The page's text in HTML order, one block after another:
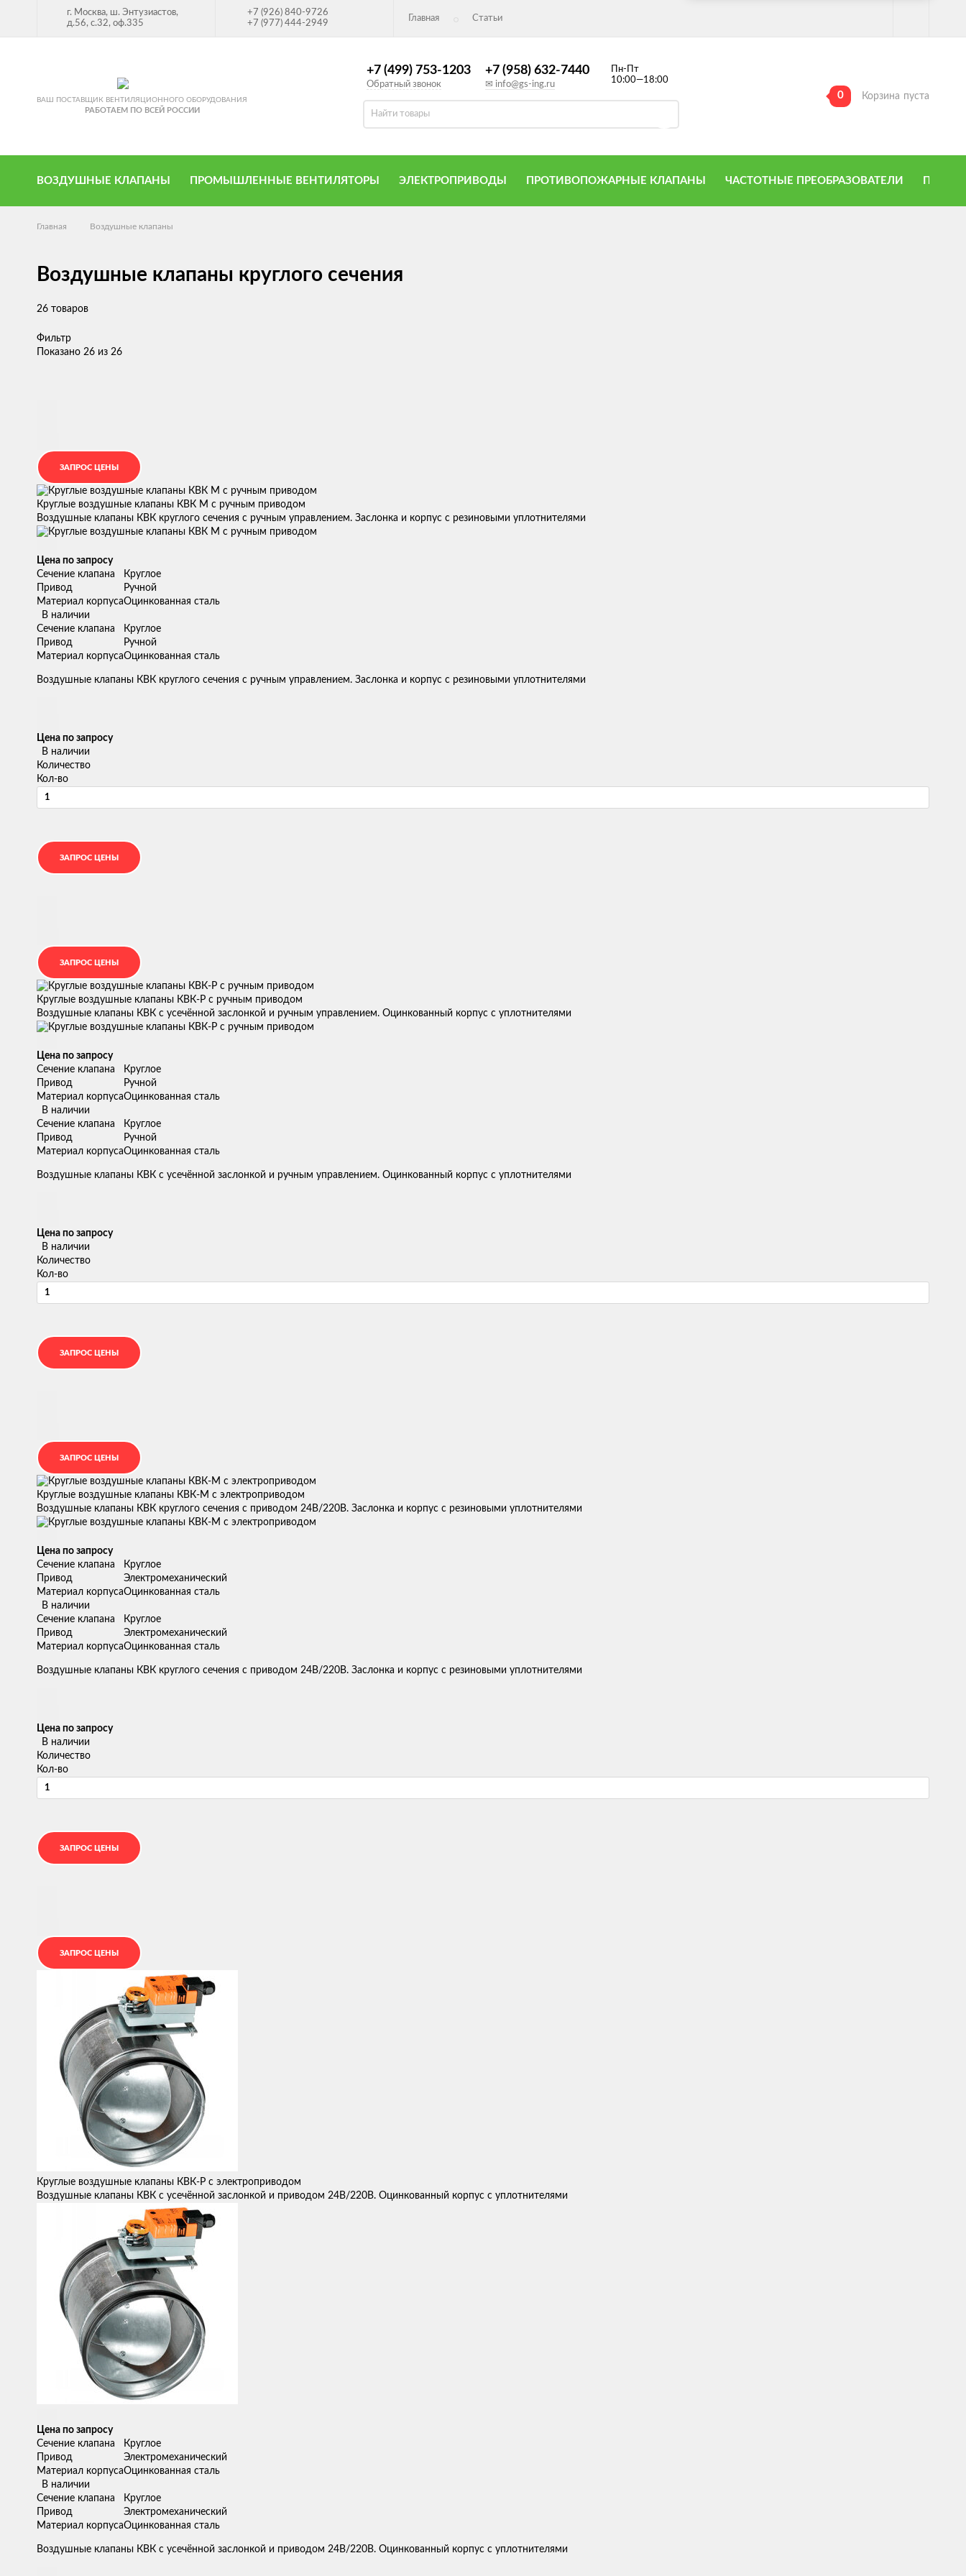
г. Москва, ш. Энтузиастов,
д.56, с.32, оф.335
+7 (926) 840-9726
+7 (977) 444-2949
Главная Статьи
ВАШ ПОСТАВЩИК ВЕНТИЛЯЦИОННОГО ОБОРУДОВАНИЯ
РАБОТАЕМ ПО ВСЕЙ РОССИИ
+7 (499) 753-1203
Обратный звонок
+7 (958) 632-7440
✉ info@gs-ing.ru
Пн-Пт
10:00—18:00
0 Корзина пуста
ВОЗДУШНЫЕ КЛАПАНЫ ПРОМЫШЛЕННЫЕ ВЕНТИЛЯТОРЫ ЭЛЕКТРОПРИВОДЫ ПРОТИВОПОЖАРНЫЕ КЛАПАНЫ ЧАСТОТНЫЕ ПРЕОБРАЗОВАТЕЛИ
Главная Воздушные клапаны
Воздушные клапаны круглого сечения
26 товаров
Фильтр
Показано 26 из 26
Круглые воздушные клапаны КВК М с ручным приводом
Воздушные клапаны КВК круглого сечения с ручным управлением. Заслонка и корпус с резиновыми уплотнителями
Цена по запросу
Сечение клапана
Круглое
Привод
Ручной
Материал корпусаОцинкованная сталь
В наличии
Сечение клапана
Круглое
Привод
Ручной
Материал корпусаОцинкованная сталь
Воздушные клапаны КВК круглого сечения с ручным управлением. Заслонка и корпус с резиновыми уплотнителями
Цена по запросу
В наличии
Количество
Кол-во
Круглые воздушные клапаны КВК-Р с ручным приводом
Воздушные клапаны КВК с усечённой заслонкой и ручным управлением. Оцинкованный корпус с уплотнителями
Цена по запросу
Сечение клапана
Круглое
Привод
Ручной
Материал корпусаОцинкованная сталь
В наличии
Сечение клапана
Круглое
Привод
Ручной
Материал корпусаОцинкованная сталь
Воздушные клапаны КВК с усечённой заслонкой и ручным управлением. Оцинкованный корпус с уплотнителями
Цена по запросу
В наличии
Количество
Кол-во
Круглые воздушные клапаны КВК-М с электроприводом
Воздушные клапаны КВК круглого сечения с приводом 24В/220В. Заслонка и корпус с резиновыми уплотнителями
Цена по запросу
Сечение клапана
Круглое
Привод
Электромеханический
Материал корпусаОцинкованная сталь
В наличии
Сечение клапана
Круглое
Привод
Электромеханический
Материал корпусаОцинкованная сталь
Воздушные клапаны КВК круглого сечения с приводом 24В/220В. Заслонка и корпус с резиновыми уплотнителями
Цена по запросу
В наличии
Количество
Кол-во
Круглые воздушные клапаны КВК-Р с электроприводом
Воздушные клапаны КВК с усечённой заслонкой и приводом 24В/220В. Оцинкованный корпус с уплотнителями
Цена по запросу
Сечение клапана
Круглое
Привод
Электромеханический
Материал корпусаОцинкованная сталь
В наличии
Сечение клапана
Круглое
Привод
Электромеханический
Материал корпусаОцинкованная сталь
Воздушные клапаны КВК с усечённой заслонкой и приводом 24В/220В. Оцинкованный корпус с уплотнителями